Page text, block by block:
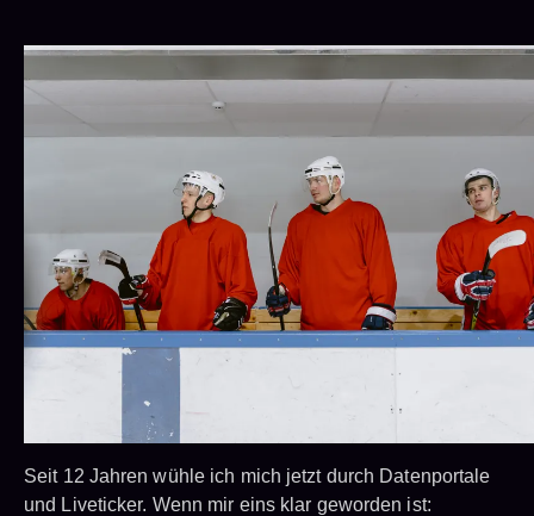
Seit 12 Jahren wühle ich mich jetzt durch Datenportale
und Liveticker. Wenn mir eins klar geworden ist: